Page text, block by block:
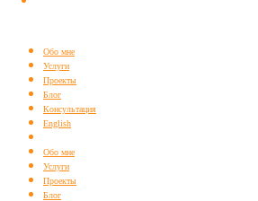
Обо мне
Услуги
Проекты
Блог
Консультация
English
Обо мне
Услуги
Проекты
Блог